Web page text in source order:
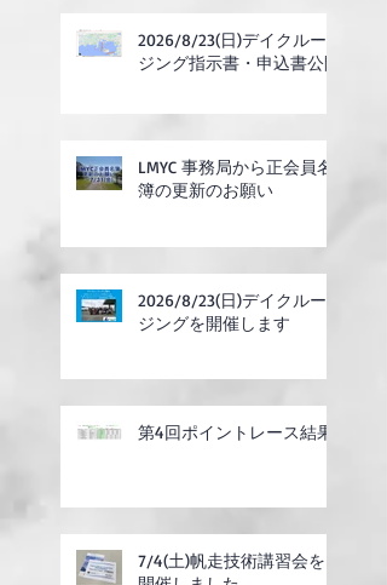
2026/8/23(日)デイクルー
ジング指示書・申込書公開
LMYC 事務局から正会員名
簿の更新のお願い
2026/8/23(日)デイクルー
ジングを開催します
第4回ポイントレース結果
7/4(土)帆走技術講習会を